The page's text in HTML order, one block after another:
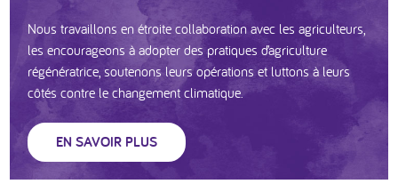
Nous travaillons en étroite collaboration avec les agriculteurs,
les encourageons à adopter des pratiques d’agriculture
régénératrice, soutenons leurs opérations et luttons à leurs
côtés contre le changement climatique.
EN SAVOIR PLUS